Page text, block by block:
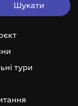
тури